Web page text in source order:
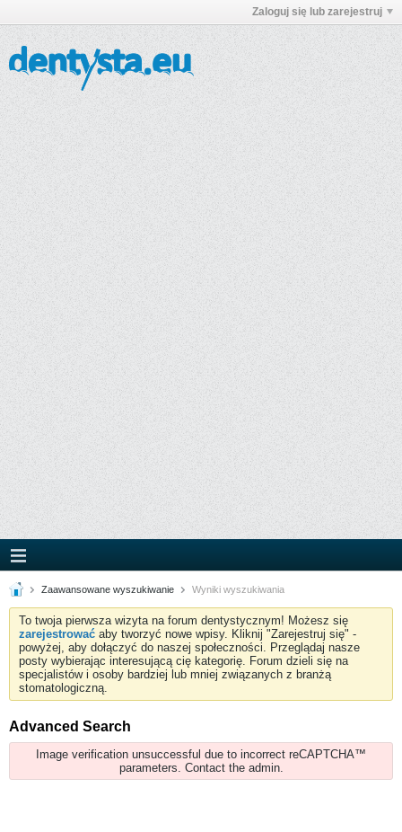
Zaloguj się lub zarejestruj
Zaawansowane wyszukiwanie Wyniki wyszukiwania
To twoja pierwsza wizyta na forum dentystycznym! Możesz się
zarejestrować aby tworzyć nowe wpisy. Kliknij "Zarejestruj się" -
powyżej, aby dołączyć do naszej społeczności. Przeglądaj nasze
posty wybierając interesującą cię kategorię. Forum dzieli się na
specjalistów i osoby bardziej lub mniej związanych z branżą
stomatologiczną.
Advanced Search
Image verification unsuccessful due to incorrect reCAPTCHA™
parameters. Contact the admin.